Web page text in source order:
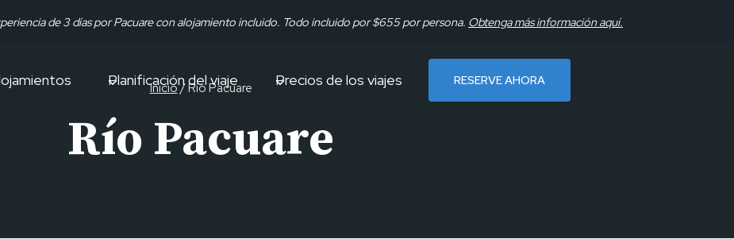
de 3 días por Pacuare con alojamiento incluido. Todo incluido por $655 por persona. Obtenga más información aquí.
Planificación del viaje Precios de los viajes RESERVE AHORA
Inicio/Río Pacuare
Río Pacuare